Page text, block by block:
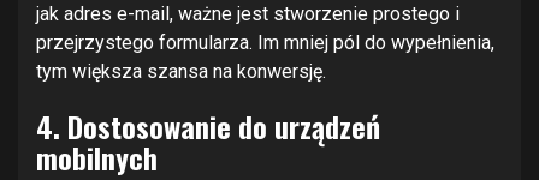
jak adres e-mail, ważne jest stworzenie prostego i
przejrzystego formularza. Im mniej pól do wypełnienia,
tym większa szansa na konwersję.
4. Dostosowanie do urządzeń
mobilnych